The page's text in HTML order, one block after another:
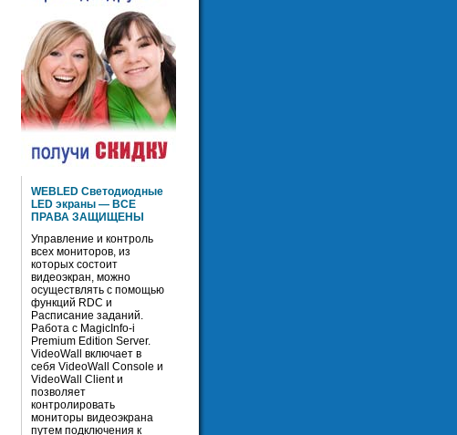
WEBLED Светодиодные
LED экраны — ВСЕ
ПРАВА ЗАЩИЩЕНЫ
Управление и контроль
всех мониторов, из
которых состоит
видеоэкран, можно
осуществлять с помощью
функций RDC и
Расписание заданий.
Работа с MagicInfo-i
Premium Edition Server.
VideoWall включает в
себя VideoWall Console и
VideoWall Client и
позволяет
контролировать
мониторы видеоэкрана
путем подключения к